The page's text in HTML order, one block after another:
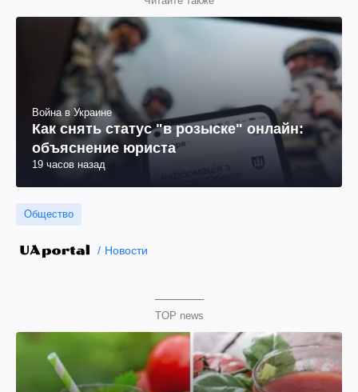
Война в Украине
Как снять статус "в розыске" онлайн:
объяснение юриста
19 часов назад
Общество
Новости
TOP news